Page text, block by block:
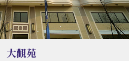
大觀苑